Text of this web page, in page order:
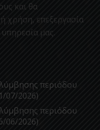
και θα
χρήση, επεξεργασία
μας.
περιόδου
07/2026)
περιόδου
06/2026)